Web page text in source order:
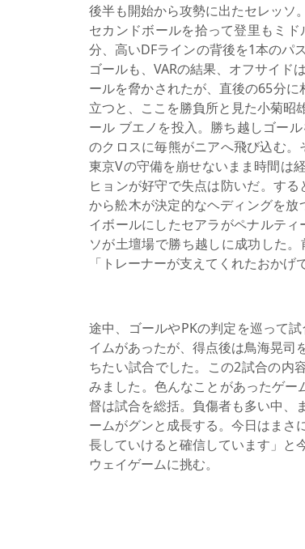
後半も開始から攻勢に出たセレッソ
セカンドボールを拾って登里もミ
分、高いDFラインの背後を1本のパ
ゴールも、VARの結果、オフサイ
ールを脅かされたが、直後の65分
立つと、ここを勝負所と見た小菊昭
ール ブエノを投入。勝ち越しゴー
のクロスに毎熊がニアへ飛び込む
東京Vの守備を崩せないまま時間は
ヒョンが好守で失点は防いだ。す
から舩木が決定的なヘディングを
イボールにしたセアラがペナルテ
ソが土壇場で勝ち越しに成功した
「トレーナーが支えてくれたおかげ
途中、ゴールやPKの判定を巡って
イムがあったが、得点後は鳥海晃司
ちたい試合でした。この2試合の内
みました。色んなことがあったゲ
督は試合を総括。負傷者も多い中、
ームがグンと成長する。今日はまさ
長していけると確信しています」と
ウェイゲームに挑む。